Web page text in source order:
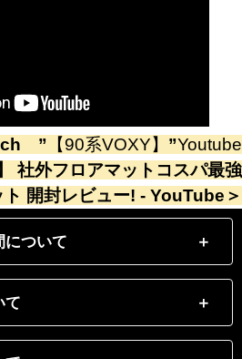
” 【90系VOXY】 ”Youtube
社外フロアマットコスパ最強
開封レビュー! - YouTube ＞
について
て